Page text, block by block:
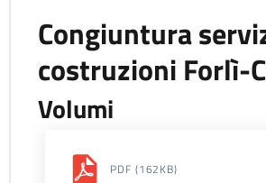
Congiuntura
costruzioni Forlì-
Volumi
PDF (162KB)